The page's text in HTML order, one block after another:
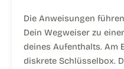
Die Anweisungen
Dein Wegweiser zu
deines Aufenthalts. Am
diskrete Schlüsselbox.